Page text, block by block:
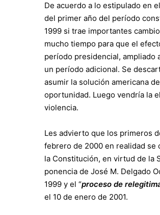
De acuerdo a lo estipulado en
del primer año del período
1999 si trae importantes
mucho tiempo para que el
período presidencial, ampliado
un período adicional. Se
asumir la solución americana
oportunidad. Luego vendría la
violencia.
Les advierto que los primeros
febrero de 2000 en realidad
la Constitución, en virtud de la
ponencia de José M. Delgado
1999 y el “proceso de
el 10 de enero de 2001.